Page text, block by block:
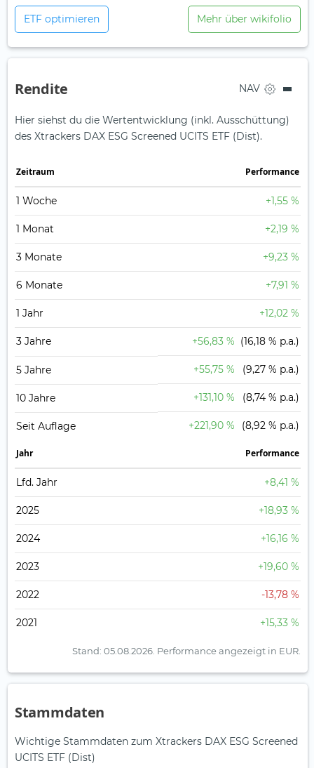
ETF optimieren Mehr über wikifolio
Rendite NAV
Hier siehst du die Wertentwicklung (inkl. Ausschüttung)
des Xtrackers DAX ESG Screened UCITS ETF (Dist).
Zeit­raum Perfor­mance
1 Woche +1,55 %
1 Monat +2,19 %
3 Monate +9,23 %
6 Monate +7,91 %
1 Jahr +12,02 %
3 Jahre +56,83 % (16,18 % p.a.)
5 Jahre +55,75 % (9,27 % p.a.)
10 Jahre +131,10 % (8,74 % p.a.)
Seit Auflage +221,90 % (8,92 % p.a.)
Jahr Perfor­mance
Lfd. Jahr +8,41 %
2025 +18,93 %
2024 +16,16 %
2023 +19,60 %
2022 -13,78 %
2021 +15,33 %
Stand: 05.08.2026. Performance angezeigt in EUR.
Stammdaten
Wichtige Stammdaten zum Xtrackers DAX ESG Screened
UCITS ETF (Dist)